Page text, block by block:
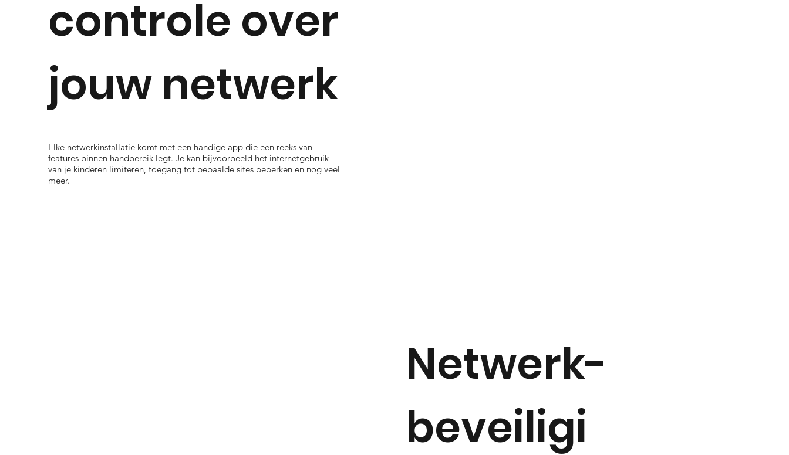
controle over
jouw netwerk
Elke netwerkinstallatie komt met een handige app die een reeks van
features binnen handbereik legt. Je kan bijvoorbeeld het internetgebruik
van je kinderen limiteren, toegang tot bepaalde sites beperken en nog veel
meer.
Netwerk-
beveiligi